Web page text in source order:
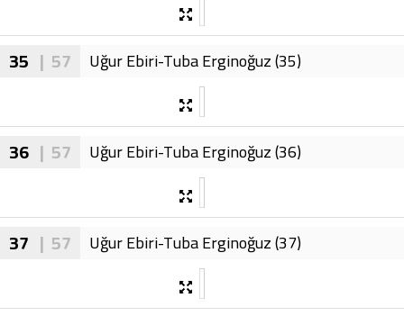
35 | 57 Uğur Ebiri-Tuba Erginoğuz (35)
36 | 57 Uğur Ebiri-Tuba Erginoğuz (36)
37 | 57 Uğur Ebiri-Tuba Erginoğuz (37)